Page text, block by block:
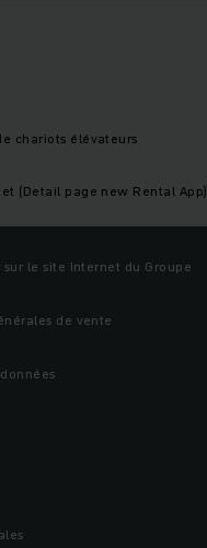
chariots élévateurs
(Detail page new Rental App)
sur le site Internet du Groupe
de vente